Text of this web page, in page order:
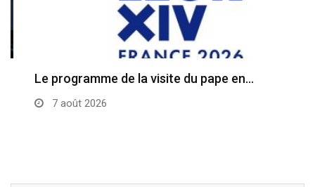
Le programme de la visite du pape en…
7 août 2026